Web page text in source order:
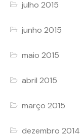
julho 2015
junho 2015
maio 2015
abril 2015
março 2015
dezembro 2014